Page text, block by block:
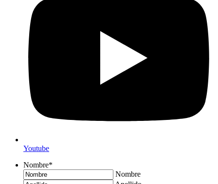
Youtube
Nombre*
Nombre